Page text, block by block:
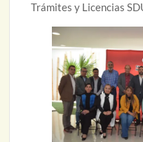
Trámites y Licencias